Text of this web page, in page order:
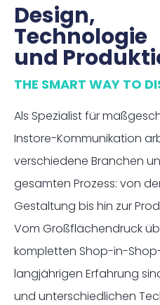
Design,
Technologie
und
THE SMART WAY TO
Als Spezialist für
Instore-Kommunikation
verschiedene Branchen
gesamten Prozess: von
Gestaltung bis hin zur
Vom Großflächendruck
kompletten Shop-in-
langjährigen Erfahrung
und unterschiedlichen